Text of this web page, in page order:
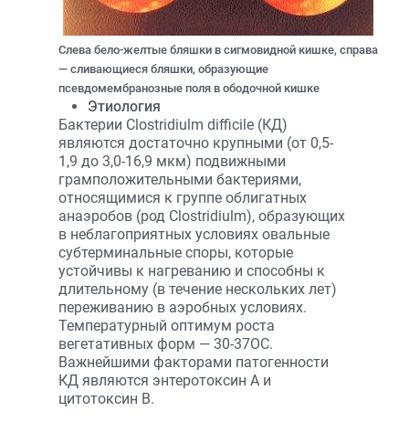
Слева бело-желтые бляшки в сигмовидной кишке, справа
— сливающиеся бляшки, образующие
псевдомембранозные поля в ободочной кишке
Этиология
Бактерии Clostridiulm difficile (КД)
являются достаточно крупными (от 0,5-
1,9 до 3,0-16,9 мкм) подвижными
грамположительными бактериями,
относящимися к группе облигатных
анаэробов (род Clostridiulm), образующих
в неблагоприятных условиях овальные
субтерминальные споры, которые
устойчивы к нагреванию и способны к
длительному (в течение нескольких лет)
переживанию в аэробных условиях.
Температурный оптимум роста
вегетативных форм — 30-37ОС.
Важнейшими факторами патогенности
КД являются энтеротоксин А и
цитотоксин В.